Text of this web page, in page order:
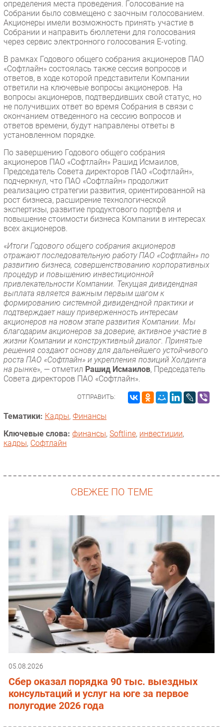
определения места проведения. Голосование на
Собрании было совмещено с заочным голосованием.
Акционеры имели возможность принять участие в
Собрании и направить бюллетени для голосования
через сервис электронного голосования E-voting.
В рамках Годового общего собрания акционеров ПАО
«Софтлайн» состоялась также сессия вопросов и
ответов, в ходе которой представители Компании
ответили на ключевые вопросы акционеров. На
вопросы акционеров, подтвердивших свой статус, но
не получивших ответ во время Собрания в связи с
окончанием отведенного на сессию вопросов и
ответов времени, будут направлены ответы в
установленном порядке.
По завершению Годового общего собрания
акционеров ПАО «Софтлайн» Рашид Исмаилов,
Председатель Совета директоров ПАО «Софтлайн»,
подчеркнул, что ПАО «Софтлайн» продолжит
реализацию стратегии развития, ориентированной на
рост бизнеса, расширение технологической
экспертизы, развитие продуктового портфеля и
повышение стоимости бизнеса Компании в интересах
всех акционеров.
«Итоги Годового общего собрания акционеров
отражают последовательную работу ПАО «Софтлайн» по
развитию бизнеса, совершенствованию корпоративных
процедур и повышению инвестиционной
привлекательности Компании. Текущая дивидендная
выплата является важным первым шагом к
формированию системной дивидендной практики и
подтверждает нашу приверженность интересам
акционеров на новом этапе развития Компании. Мы
благодарим акционеров за доверие, активное участие в
жизни Компании и конструктивный диалог. Принятые
решения создают основу для дальнейшего устойчивого
роста ПАО «Софтлайн» и укрепления позиций Холдинга
на рынке», — отметил Рашид Исмаилов, Председатель
Совета директоров ПАО «Софтлайн».
ОТПРАВИТЬ:
Тематики: Кадры, Финансы
Ключевые слова: финансы, Softline, инвестиции,
кадры, Софтлайн
СВЕЖЕЕ ПО ТЕМЕ
05.08.2026
Сбер оказал порядка 90 тыс. выездных
консультаций и услуг на юге за первое
полугодие 2026 года